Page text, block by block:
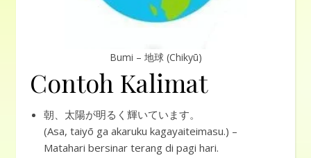
Bumi – 地球 (Chikyū)
Contoh Kalimat
朝、太陽が明るく輝いています。
(Asa, taiyō ga akaruku kagayaiteimasu.) –
Matahari bersinar terang di pagi hari.